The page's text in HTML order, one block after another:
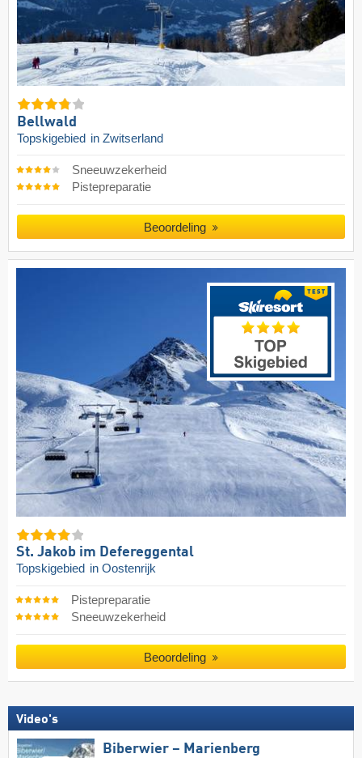
Bellwald
Topskigebied in Zwitserland
Sneeuwzekerheid
Pistepreparatie
Beoordeling
St. Jakob im Defereggental
Topskigebied in Oostenrijk
Pistepreparatie
Sneeuwzekerheid
Beoordeling
Video's
Biberwier – Marienberg